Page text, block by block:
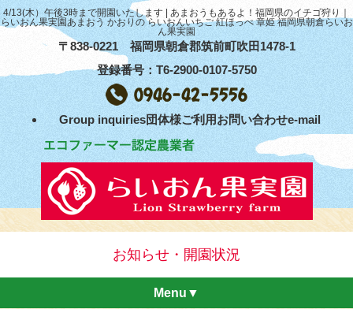
4/13(木）午後3時まで開園いたします | あまおうもあるよ！福岡県のイチゴ狩り｜
らいおん果実園あまおう かおりの らいおんいちご 紅ほっぺ 章姫 福岡県朝倉らいお
ん果実園
〒838-0221 福岡県朝倉郡筑前町吹田1478-1
登録番号：T6-2900-0107-5750
Group inquiries団体様ご利用お問い合わせe-mail
お知らせ・開園状況
Menu▼